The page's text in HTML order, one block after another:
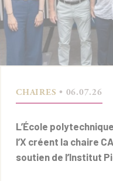
CHAIRES • 06.07.26
L’École
l’X créent la chaire
soutien de l’Institut